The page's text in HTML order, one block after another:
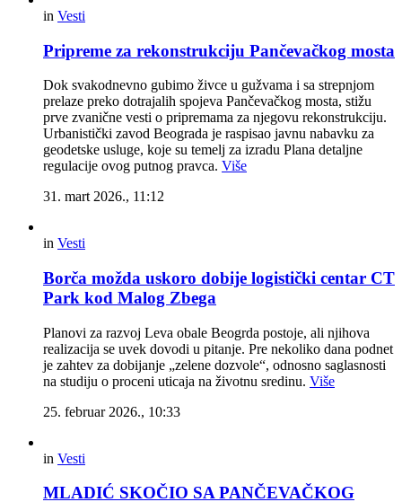
in Vesti
Pripreme za rekonstrukciju Pančevačkog mosta
Dok svakodnevno gubimo živce u gužvama i sa strepnjom
prelaze preko dotrajalih spojeva Pančevačkog mosta, stižu
prve zvanične vesti o pripremama za njegovu rekonstrukciju.
Urbanistički zavod Beograda je raspisao javnu nabavku za
geodetske usluge, koje su temelj za izradu Plana detaljne
regulacije ovog putnog pravca. Više
31. mart 2026., 11:12
in Vesti
Borča možda uskoro dobije logistički centar CT
Park kod Malog Zbega
Planovi za razvoj Leva obale Beogrda postoje, ali njihova
realizacija se uvek dovodi u pitanje. Pre nekoliko dana podnet
je zahtev za dobijanje „zelene dozvole“, odnosno saglasnosti
na studiju o proceni uticaja na životnu sredinu. Više
25. februar 2026., 10:33
in Vesti
MLADIĆ SKOČIO SA PANČEVAČKOG